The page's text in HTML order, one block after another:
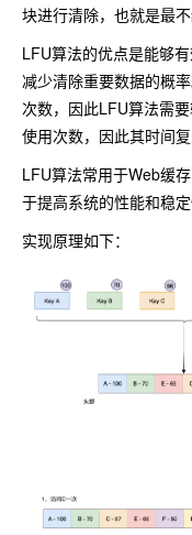
块进行清除，也就是最
LFU算法的优点是能够
减少清除重要数据的概
次数，因此LFU算法需
使用次数，因此其时间复
LFU算法常用于Web缓
于提高系统的性能和稳定
实现原理如下：